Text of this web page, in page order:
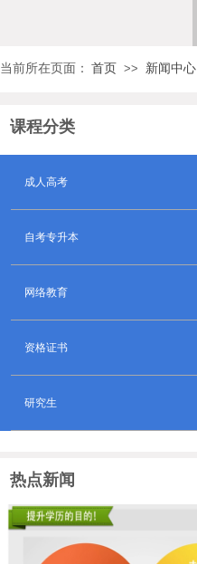
当前所在页面： 首页 >> 新闻中心
成人高考
自考专升本
网络教育
资格证书
研究生
热点新闻
课程分类